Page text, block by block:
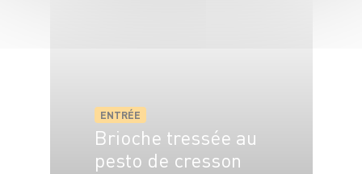
ENTRÉE
Brioche tressée au
pesto de cresson